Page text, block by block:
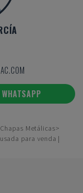
Metálicas
para venda |